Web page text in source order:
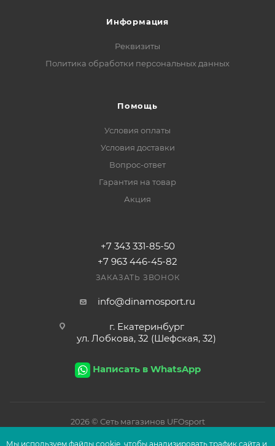
Информация
Реквизиты
Политика обработки персональных данных
Помощь
Условия оплаты
Условия доставки
Вопрос-ответ
Гарантия на товар
Акция
+7 343 331-85-50
+7 963 446-45-82
ЗАКАЗАТЬ ЗВОНОК
info@dinamosport.ru
г. Екатеринбург
ул. Лобкова, 32 (Шефская, 32)
Написать в WhatsApp
2026© Сеть магазинов UFOsport
Мы используем файлы сооkіе, чтобы анализировать трафик сайта и